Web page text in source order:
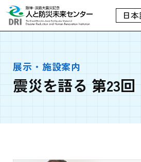
展示・施設案内
震災を語る 第23回